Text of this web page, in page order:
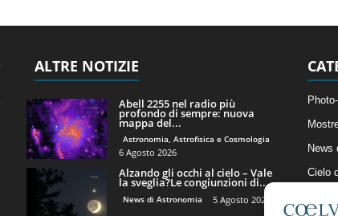
ALTRE NOTIZIE
Abell 2255 nel radio più
profondo di sempre: nuova
mappa del...
Astronomia, Astrofisica e Cosmologia
6 Agosto 2026
Alzando gli occhi al cielo – Vale
la sveglia?Le congiunzioni di...
News di Astronomia 5 Agosto 2026
News
Cielo